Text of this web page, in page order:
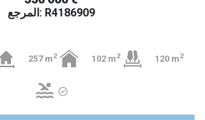
المرجع: R4186909
257 m2 102 m2 120 m2